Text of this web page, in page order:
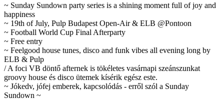
~ Sunday Sundown party series is a shining moment full of joy and
happiness
~ 19th of July, Pulp Budapest Open-Air & ELB @Pontoon
~ Football World Cup Final Afterparty
~ Free entry
~ Feelgood house tunes, disco and funk vibes all evening long by
ELB & Pulp
/ A foci VB döntő afternek is tökéletes vasárnapi szeánszunkat
groovy house és disco ütemek kísérik egész este.
~ Jókedv, jófej emberek, kapcsolódás - erről szól a Sunday
Sundown ~